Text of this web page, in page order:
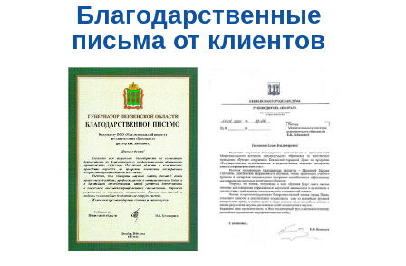
Благодарственные
письма от клиентов